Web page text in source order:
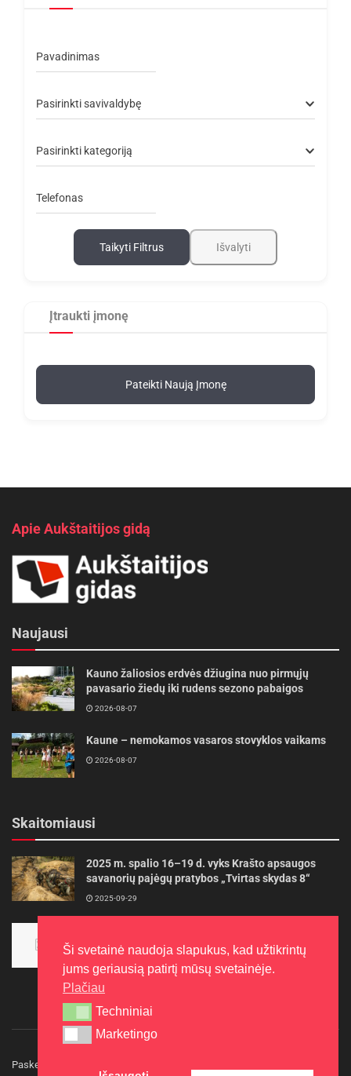
Pavadinimas
Pasirinkti savivaldybę
Pasirinkti kategoriją
Telefonas
Taikyti Filtrus Išvalyti
Įtraukti įmonę
Pateikti Naują Įmonę
Apie Aukštaitijos gidą
Naujausi
Kauno žaliosios erdvės džiugina nuo pirmųjų
pavasario žiedų iki rudens sezono pabaigos
2026-08-07
Kaune – nemokamos vasaros stovyklos vaikams
2026-08-07
Skaitomiausi
2025 m. spalio 16–19 d. vyks Krašto apsaugos
savanorių pajėgų pratybos „Tvirtas skydas 8“
2025-09-29
aukso
2015-10-30
Paskelbkite naujieną
Ši svetainė naudoja slapukus, kad užtikrintų
jums geriausią patirtį mūsų svetainėje.
Plačiau
Techniniai
Techniniai
Marketingo
Marketingo